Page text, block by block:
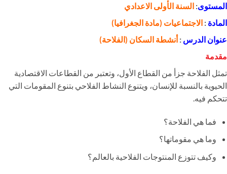
المستوى: السنة الأولى الاعدادي
المادة : الاجتماعيات (مادة الجغرافيا)
عنوان الدرس :أنشطة السكان (الفلاحة)
مقدمة
تمثل الفلاحة جزأ من القطاع الأول، وتعتبر من القطاعات الاقتصادية
الحيوية بالنسبة للإنسان، ويتنوع النشاط الفلاحي بتنوع المقومات التي
تتحكم فيه.
فما هي الفلاحة؟
وما هي مقوماتها؟
وكيف تتوزع المنتوجات الفلاحية بالعالم؟